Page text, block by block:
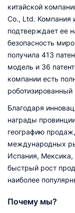
китайской
Co., Ltd. Компания
подтверждает ее
безопасность
получила 413
модель и 36
компании есть
Благодаря
награды
географию
международных
Испания, Мексика,
быстрый рост
наиболее
Почему мы?